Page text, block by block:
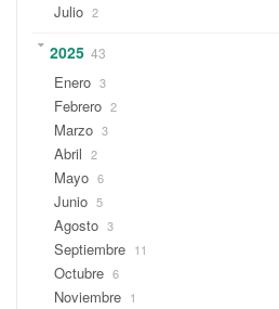
Julio 2
2025 43
Enero 3
Febrero 2
Marzo 3
Abril 2
Mayo 6
Junio 5
Agosto 3
Septiembre 11
Octubre 6
Noviembre 1